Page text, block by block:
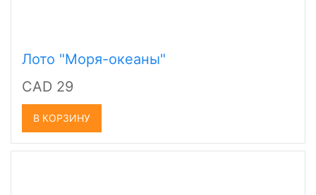
Лото "Моря-океаны"
CAD 29
В КОРЗИНУ